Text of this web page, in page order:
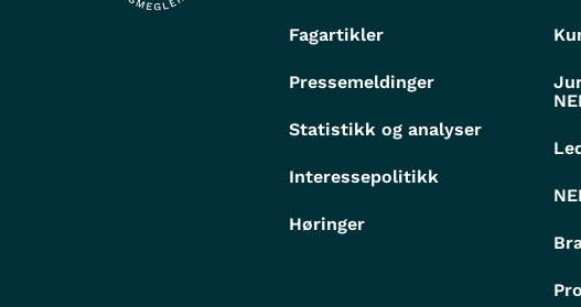
Fagartikler
Pressemeldinger
Statistikk og analyser
Interessepolitikk
Høringer